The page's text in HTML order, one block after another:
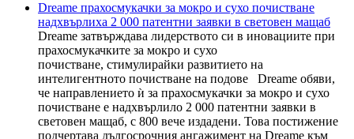
Dreame прахосмукачки за мокро и сухо почистване
надхвърлиха 2 000 патентни заявки в световен мащаб
Dreame затвърждава лидерството си в иновациите при
прахосмукачките за мокро и сухо
почистване, стимулирайки развитието на
интелигентното почистване на подове Dreame обяви,
че направлението ѝ за прахосмукачки за мокро и сухо
почистване е надхвърлило 2 000 патентни заявки в
световен мащаб, с 800 вече издадени. Това постижение
подчертава дългосрочния ангажимент на Dreame към